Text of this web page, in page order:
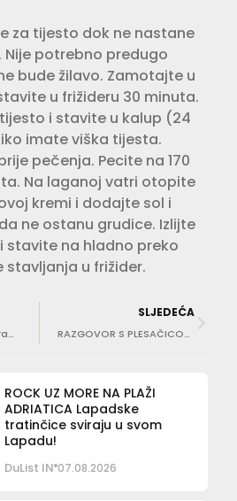
za tijesto dok ne nastane
potrebno predugo
bude žilavo. Zamotajte u
u frižideru 30 minuta.
i stavite u kalup (24
imate viška tijesta.
pečenja. Pecite na 170
Na laganoj vatri otopite
kremi i dodajte sol i
ne ostanu gru­dice. Izlijte
stavite na hladno preko
stavljanja u frižider.
Dođite u subotu na Stradun i okušajte se u roboalci
SLJEDEĆA
RAZGOVOR S PLESAČICOM PETROM JERIČEVIĆ Ne mogu sjediti na miru, mozak mi radi sto na sat!
ROCK UZ MORE NA PLAŽI
ADRIATICA Lapadske
tratinčice sviraju u svom
Lapadu!
DuList IN 07.08.2026